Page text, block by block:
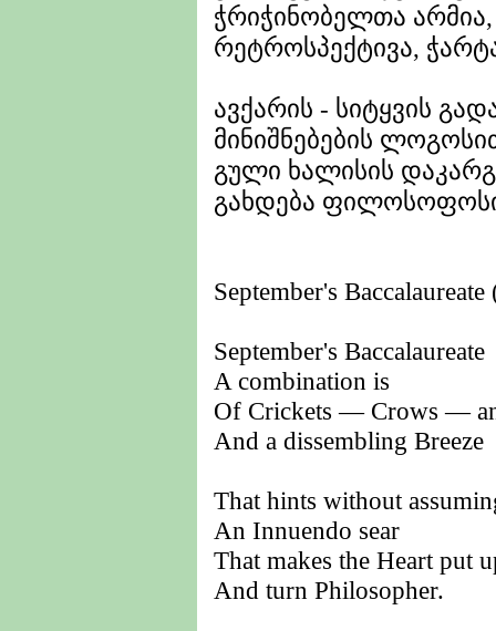
ჭრიჭინობელთა არმია,
რეტროსპექტივა,
ავქარის - სიტყვის
მინიშნებების
გული ხალისის
გახდება
September's
September's Baccalaureate
A combination is
Of Crickets — Crows —
And a dissembling Breeze
That hints without
An Innuendo sear
That makes the Heart put
And turn Philosopher.